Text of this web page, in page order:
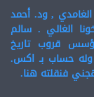
الغامدي , ود. أحمد
الغالي . سالم
قروب تاريخ
وله حساب بـ اكس.
فنقلته هنا.